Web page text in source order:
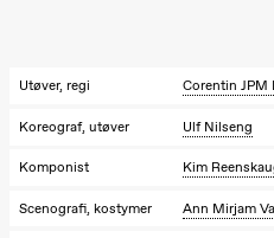
Project
Søndag 29. november
19.00
Ilse Ghekiere
The Elsa
Utøver, regi Corentin JPM
Koreograf, utøver Ulf Nilseng
Komponist Kim
Scenografi, kostymer Ann Mirjam